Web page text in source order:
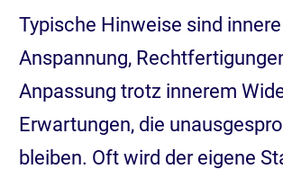
Typische Hinweise sind innere
Anspannung,
Anpassung trotz innerem
Erwartungen, die
bleiben. Oft wird der eigene